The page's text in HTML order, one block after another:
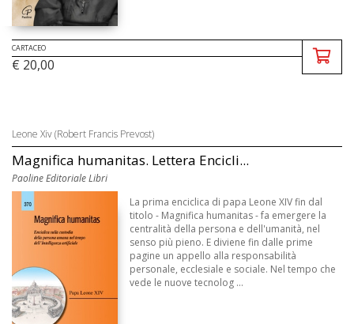
CARTACEO
€ 20,00
Leone Xiv (Robert Francis Prevost)
Magnifica humanitas. Lettera Encicli...
Paoline Editoriale Libri
La prima enciclica di papa Leone XIV fin dal
titolo - Magnifica humanitas - fa emergere la
centralità della persona e dell'umanità, nel
senso più pieno. E diviene fin dalle prime
pagine un appello alla responsabilità
personale, ecclesiale e sociale. Nel tempo che
vede le nuove tecnolog ...